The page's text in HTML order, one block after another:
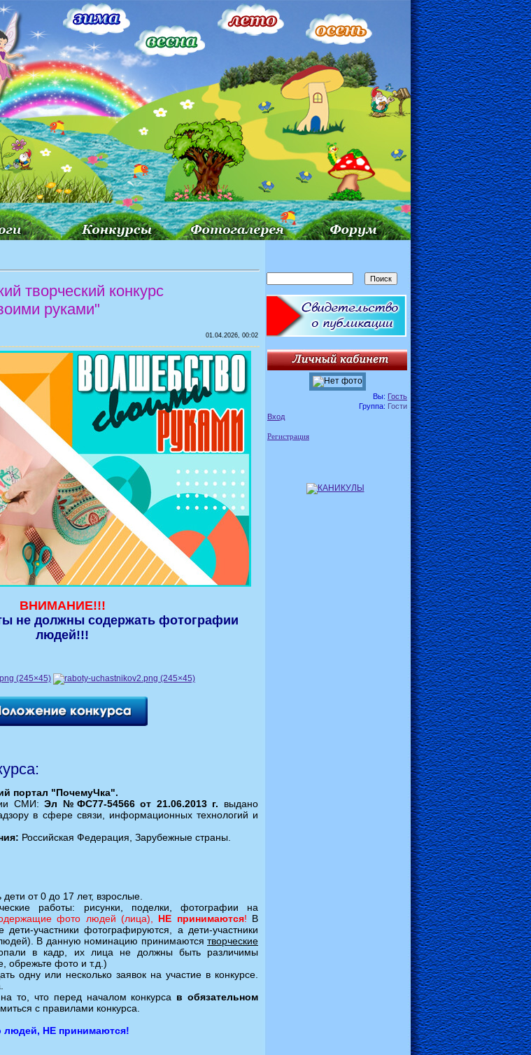
творческий конкурс
руками"
01.04.2026, 00:02
ВНИМАНИЕ!!!
не должны содержать фотографии
людей!!!
портал "ПочемуЧка".
СМИ:Эл №ФС77-54566 от 21.06.2013 г. выдано
в сфере связи, информационных технологий и
Российская Федерация, Зарубежные страны.
дети от 0 до 17 лет, взрослые.
работы: рисунки, поделки, фотографии на
фото людей (лица), НЕ принимаются! В
участники фотографируются, а дети-участники
В данную номинацию принимаются творческие
в кадр, их лица не должны быть различимы
обрежьте фото и т.д.)
одну или несколько заявок на участие в конкурсе.
то, что перед началом конкурса в обязательном
с правилами конкурса.
НЕ принимаются!
Вы: Гость
Группа: Гости
Вход
Регистрация